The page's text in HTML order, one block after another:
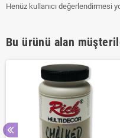
Henüz kullanıcı değerlendirmesi
Bu ürünü alan